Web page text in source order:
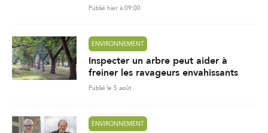
Publié hier à 09:00
ENVIRONNEMENT
Inspecter un arbre peut aider à
freiner les ravageurs envahissants
Publié le 5 août
ENVIRONNEMENT